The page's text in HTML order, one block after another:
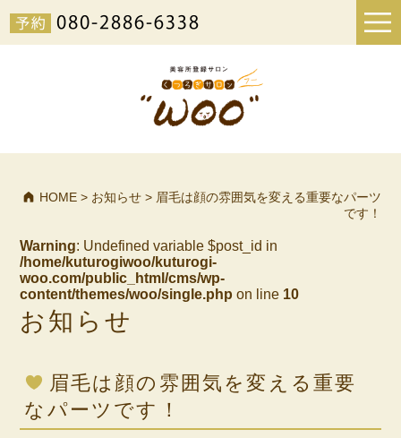
HOME> お知らせ> 眉毛は顔の雰囲気を変える重要なパーツ
です！
Warning: Undefined variable $post_id in
/home/kuturogiwoo/kuturogi-
woo.com/public_html/cms/wp-
content/themes/woo/single.php on line 10
お知らせ
眉毛は顔の雰囲気を変える重要
なパーツです！